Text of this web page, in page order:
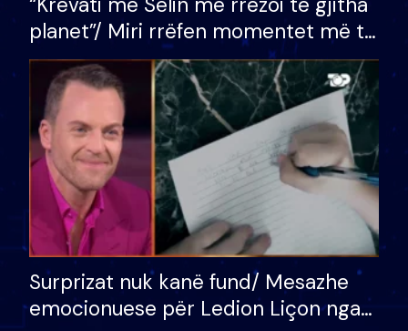
“Krevati me Selin më rrëzoi të gjitha
planet”/ Miri rrëfen momentet më të
bukura në shtëpinë e BB VIP: Do më
mungojë zilja e mëngjesit kur…
Surprizat nuk kanë fund/ Mesazhe
emocionuese për Ledion Liçon nga